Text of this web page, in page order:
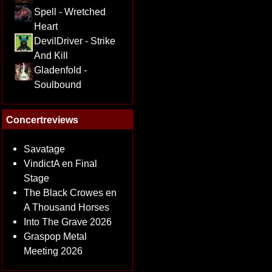
Spell - Wretched
Heart
DevilDriver - Strike
And Kill
Gladenfold -
Soulbound
Concertreviews
Savatage
VindictA en Final
Stage
The Black Crowes en
A Thousand Horses
Into The Grave 2026
Graspop Metal
Meeting 2026